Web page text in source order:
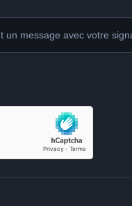
un message avec votre